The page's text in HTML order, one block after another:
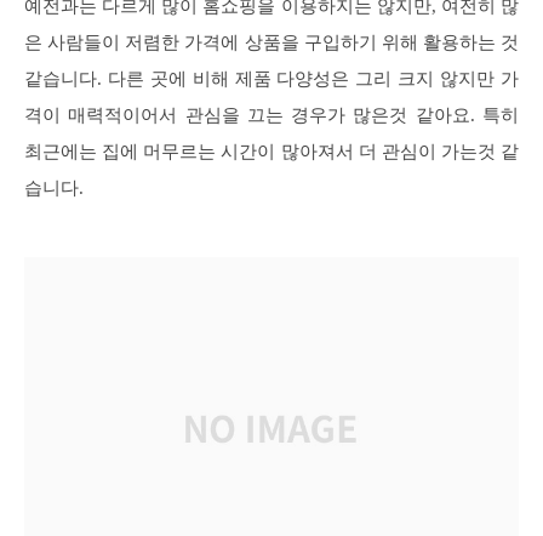
예전과는 다르게 많이 홈쇼핑을 이용하지는 않지만, 여전히 많
은 사람들이 저렴한 가격에 상품을 구입하기 위해 활용하는 것
같습니다. 다른 곳에 비해 제품 다양성은 그리 크지 않지만 가
격이 매력적이어서 관심을 끄는 경우가 많은것 같아요. 특히
최근에는 집에 머무르는 시간이 많아져서 더 관심이 가는것 같
습니다.